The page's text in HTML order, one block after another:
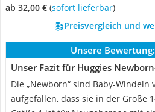
ab 32,00 € ( Sofort lieferbar)
Preisvergleich und
Unsere Bewertung:
Unser Fazit für Huggies
Die „Newborn“ sind Baby-Windeln
aufgefallen, dass sie in der Größe